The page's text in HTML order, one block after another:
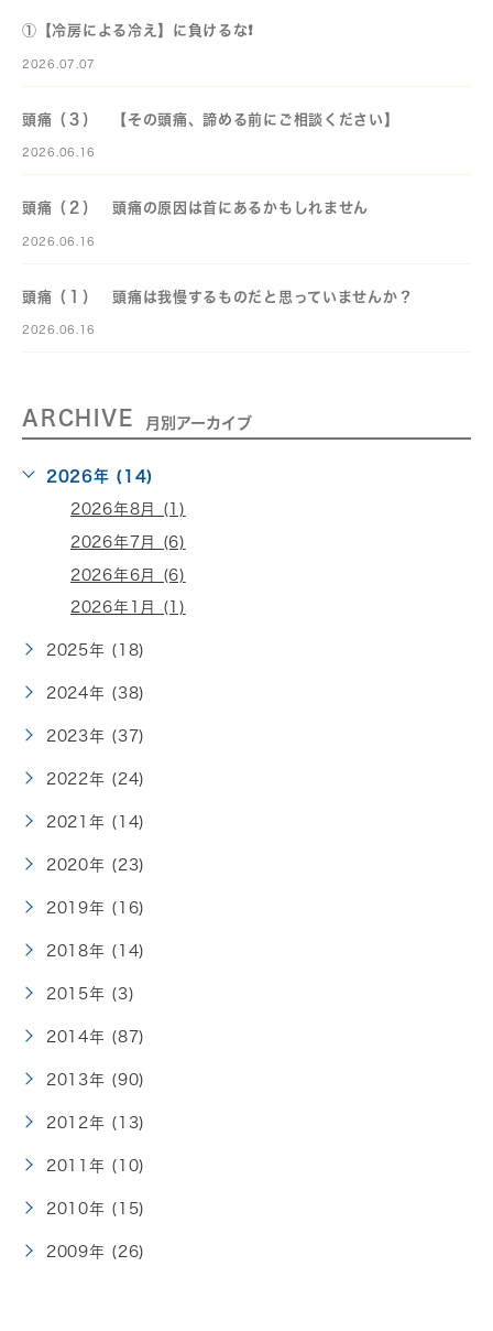
①【冷房による冷え】に負けるな❗️
2026.07.07
頭痛（３） 【その頭痛、諦める前にご相談ください】
2026.06.16
頭痛（２） 頭痛の原因は首にあるかもしれません
2026.06.16
頭痛（１） 頭痛は我慢するものだと思っていませんか？
2026.06.16
ARCHIVE 月別アーカイブ
2026年 (14)
2026年8月 (1)
2026年7月 (6)
2026年6月 (6)
2026年1月 (1)
2025年 (18)
2024年 (38)
2023年 (37)
2022年 (24)
2021年 (14)
2020年 (23)
2019年 (16)
2018年 (14)
2015年 (3)
2014年 (87)
2013年 (90)
2012年 (13)
2011年 (10)
2010年 (15)
2009年 (26)